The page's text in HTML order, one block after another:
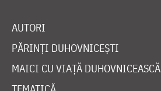
AUTORI
PĂRINȚI DUHOVNICEȘTI
MAICI CU VIAȚĂ DUHOVNICEASCĂ